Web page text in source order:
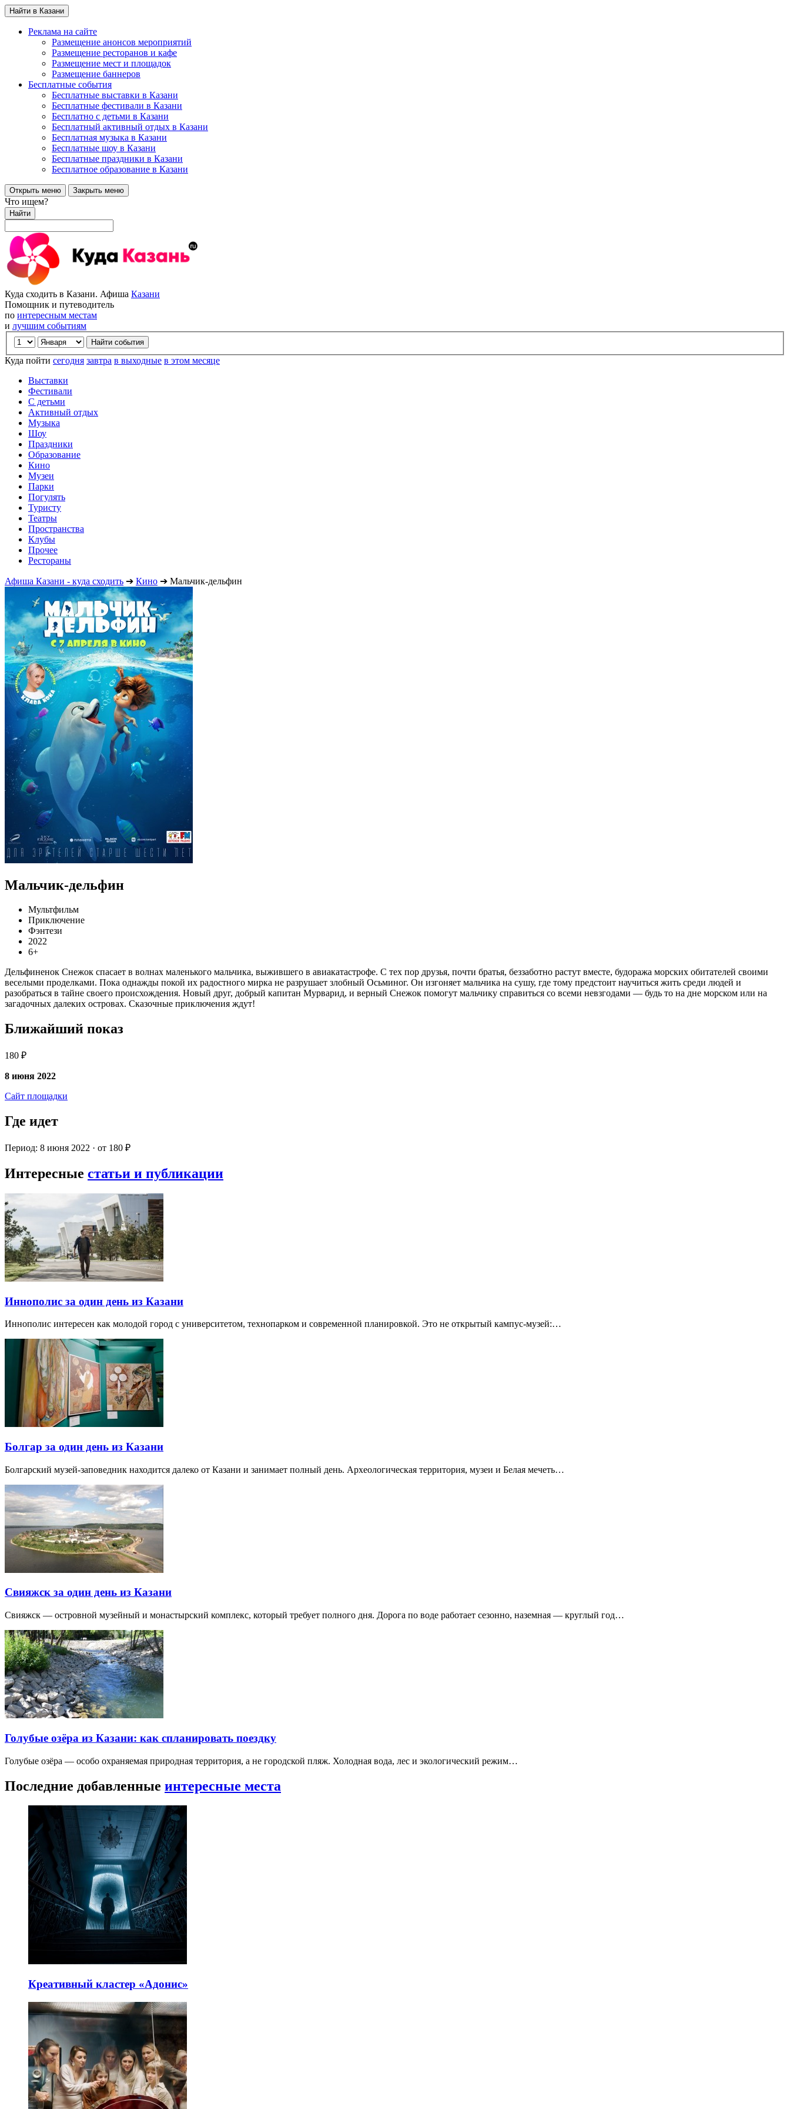
Найти в Казани
Реклама на сайте
Размещение анонсов мероприятий
Размещение ресторанов и кафе
Размещение мест и площадок
Размещение баннеров
Бесплатные события
Бесплатные выставки в Казани
Бесплатные фестивали в Казани
Бесплатно с детьми в Казани
Бесплатный активный отдых в Казани
Бесплатная музыка в Казани
Бесплатные шоу в Казани
Бесплатные праздники в Казани
Бесплатное образование в Казани
Открыть меню Закрыть меню
Что ищем?
Найти
Куда сходить в Казани. Афиша Казани
Помощник и путеводитель
по интересным местам
и лучшим событиям
Куда пойти сегодня завтра в выходные в этом месяце
Выставки
Фестивали
С детьми
Активный отдых
Музыка
Шоу
Праздники
Образование
Кино
Музеи
Парки
Погулять
Туристу
Театры
Пространства
Клубы
Прочее
Рестораны
Афиша Казани - куда сходить ➔ Кино ➔ Мальчик-дельфин
Мальчик-дельфин
Мультфильм
Приключение
Фэнтези
2022
6+
Дельфиненок Снежок спасает в волнах маленького мальчика, выжившего в авиакатастрофе. С тех пор друзья, почти братья, беззаботно растут вместе, будоража морских обитателей своими
веселыми проделками. Пока однажды покой их радостного мирка не разрушает злобный Осьминог. Он изгоняет мальчика на сушу, где тому предстоит научиться жить среди людей и
разобраться в тайне своего происхождения. Новый друг, добрый капитан Мурварид, и верный Снежок помогут мальчику справиться со всеми невзгодами — будь то на дне морском или на
загадочных далеких островах. Сказочные приключения ждут!
Ближайший показ
180 ₽
8 июня 2022
Сайт площадки
Где идет
Период: 8 июня 2022 · от 180 ₽
Интересные статьи и публикации
Иннополис за один день из Казани
Иннополис интересен как молодой город с университетом, технопарком и современной планировкой. Это не открытый кампус-музей:…
Болгар за один день из Казани
Болгарский музей-заповедник находится далеко от Казани и занимает полный день. Археологическая территория, музеи и Белая мечеть…
Свияжск за один день из Казани
Свияжск — островной музейный и монастырский комплекс, который требует полного дня. Дорога по воде работает сезонно, наземная — круглый год…
Голубые озёра из Казани: как спланировать поездку
Голубые озёра — особо охраняемая природная территория, а не городской пляж. Холодная вода, лес и экологический режим…
Последние добавленные интересные места
Креативный кластер «Адонис»